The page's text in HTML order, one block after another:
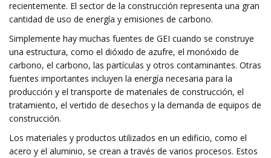
recientemente. El sector de la construcción representa una gran
cantidad de uso de energía y emisiones de carbono.
Simplemente hay muchas fuentes de GEI cuando se construye
una estructura, como el dióxido de azufre, el monóxido de
carbono, el carbono, las partículas y otros contaminantes. Otras
fuentes importantes incluyen la energía necesaria para la
producción y el transporte de materiales de construcción, el
tratamiento, el vertido de desechos y la demanda de equipos de
construcción.
Los materiales y productos utilizados en un edificio, como el
acero y el aluminio, se crean a través de varios procesos. Estos